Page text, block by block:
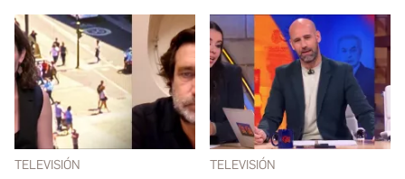
TELEVISIÓN TELEVISIÓN